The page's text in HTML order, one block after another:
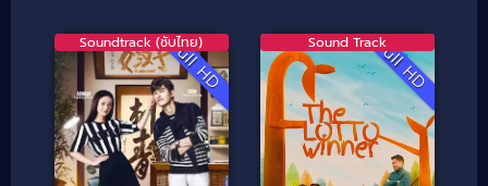
Full HD
Soundtrack (ซับไทย) Full HD
Sound Track